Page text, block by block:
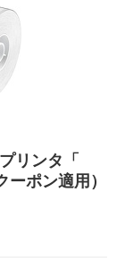
リンタ「
ーポン適用）